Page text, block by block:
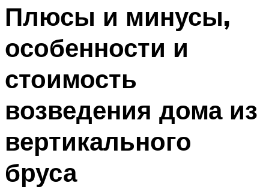
Плюсы и минусы,
особенности и
стоимость
возведения дома из
вертикального
бруса